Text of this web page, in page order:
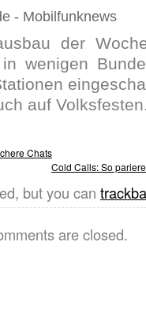
- Mobilfunknews
der
wenigen
auf
Chats
Cold Calls: So
but you can
are closed.